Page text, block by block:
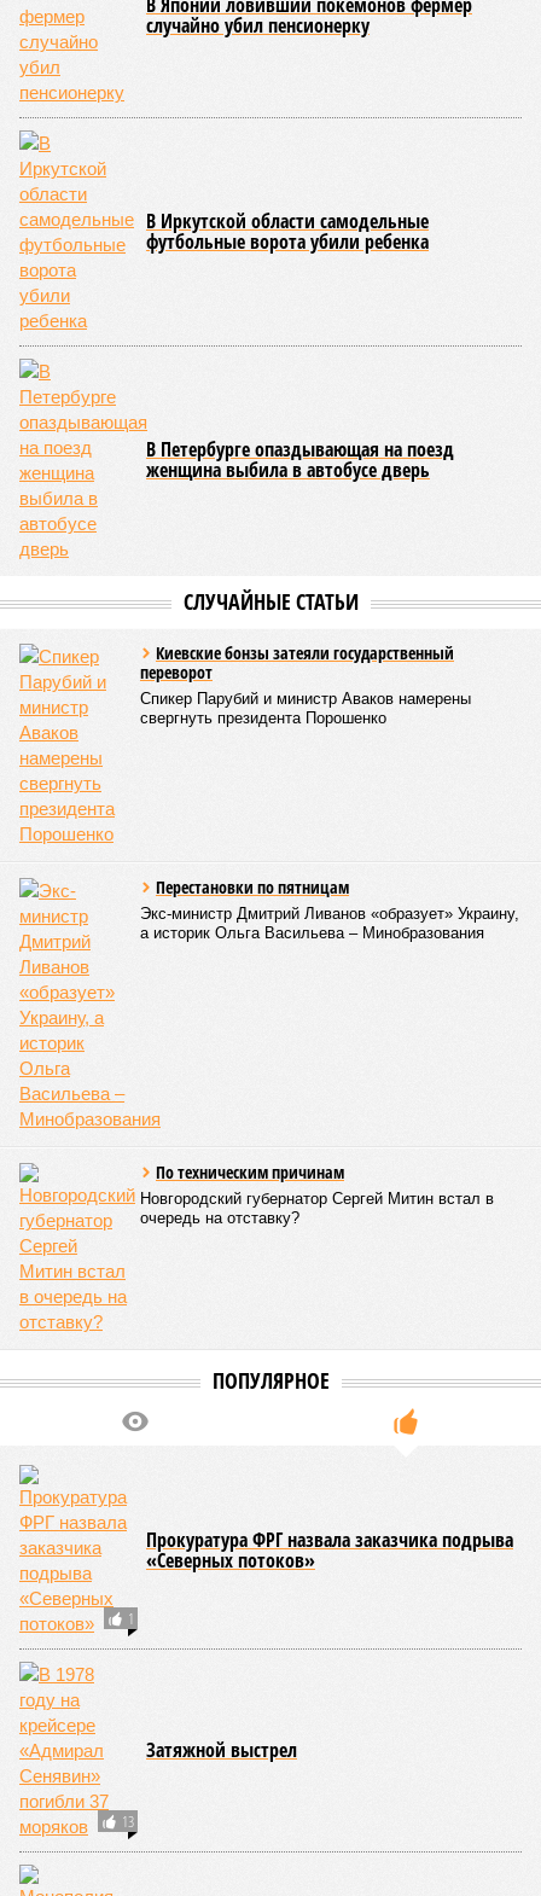
случайно убил пенсионерку
В Иркутской области самодельные
футбольные ворота убили ребенка
В Петербурге опаздывающая на поезд
женщина выбила в автобусе дверь
СЛУЧАЙНЫЕ СТАТЬИ
Киевские бонзы затеяли государственный
переворот
Спикер Парубий и министр Аваков намерены
свергнуть президента Порошенко
Перестановки по пятницам
Экс-министр Дмитрий Ливанов «образует» Украину,
а историк Ольга Васильева – Минобразования
По техническим причинам
Новгородский губернатор Сергей Митин встал в
очередь на отставку?
ПОПУЛЯРНОЕ
1
Прокуратура ФРГ назвала заказчика подрыва
«Северных потоков»
13
Затяжной выстрел